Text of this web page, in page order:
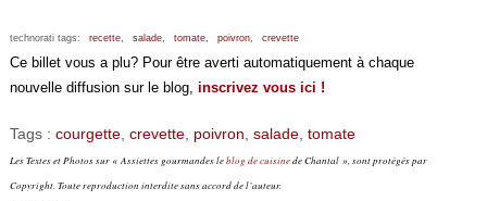
technorati tags: recette, salade, tomate, poivron, crevette
Ce billet vous a plu? Pour être averti automatiquement à chaque
nouvelle diffusion sur le blog, inscrivez vous ici !
Tags : courgette, crevette, poivron salade, tomate
Les Textes et Photos sur « Assiettes gourmandes leblog de cuisinede Chantal », sont protégés par
Copyright. Toute reproduction interdite sans accord de l’auteur.